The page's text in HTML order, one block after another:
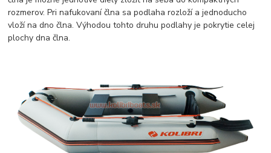
rozmerov. Pri nafukovaní člna sa podlaha rozloží a jednoducho
vloží na dno člna. Výhodou tohto druhu podlahy je pokrytie celej
plochy dna člna.